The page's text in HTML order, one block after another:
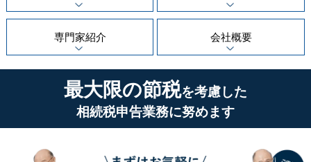
専門家紹介 会社概要
最大限の節税を考慮した
相続税申告業務に努めます